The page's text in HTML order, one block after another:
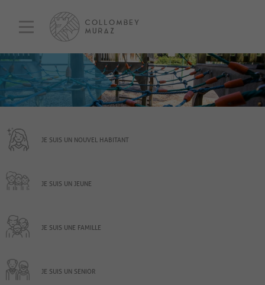
JE SUIS UN NOUVEL HABITANT
JE SUIS UN JEUNE
JE SUIS UNE FAMILLE
JE SUIS UN SENIOR